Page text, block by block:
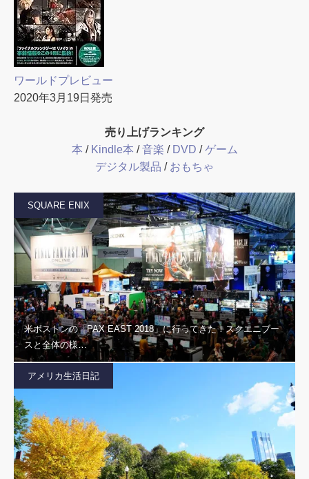
ワールドプレビュー
2020年3月19日発売
売り上げランキング
本 / Kindle本 /音楽 / DVD /ゲーム
デジタル製品 / おもちゃ
SQUARE ENIX
米ボストンの「PAX EAST 2018」に行ってきた！スクエニブー
スと全体の様…
アメリカ生活日記